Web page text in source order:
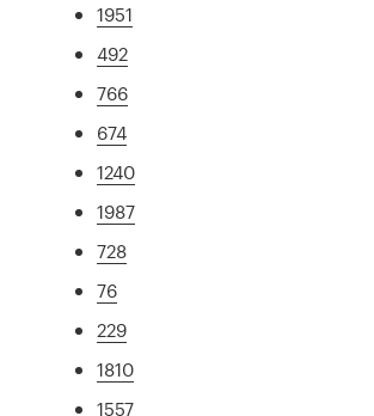
1951
492
766
674
1240
1987
728
76
229
1810
1557